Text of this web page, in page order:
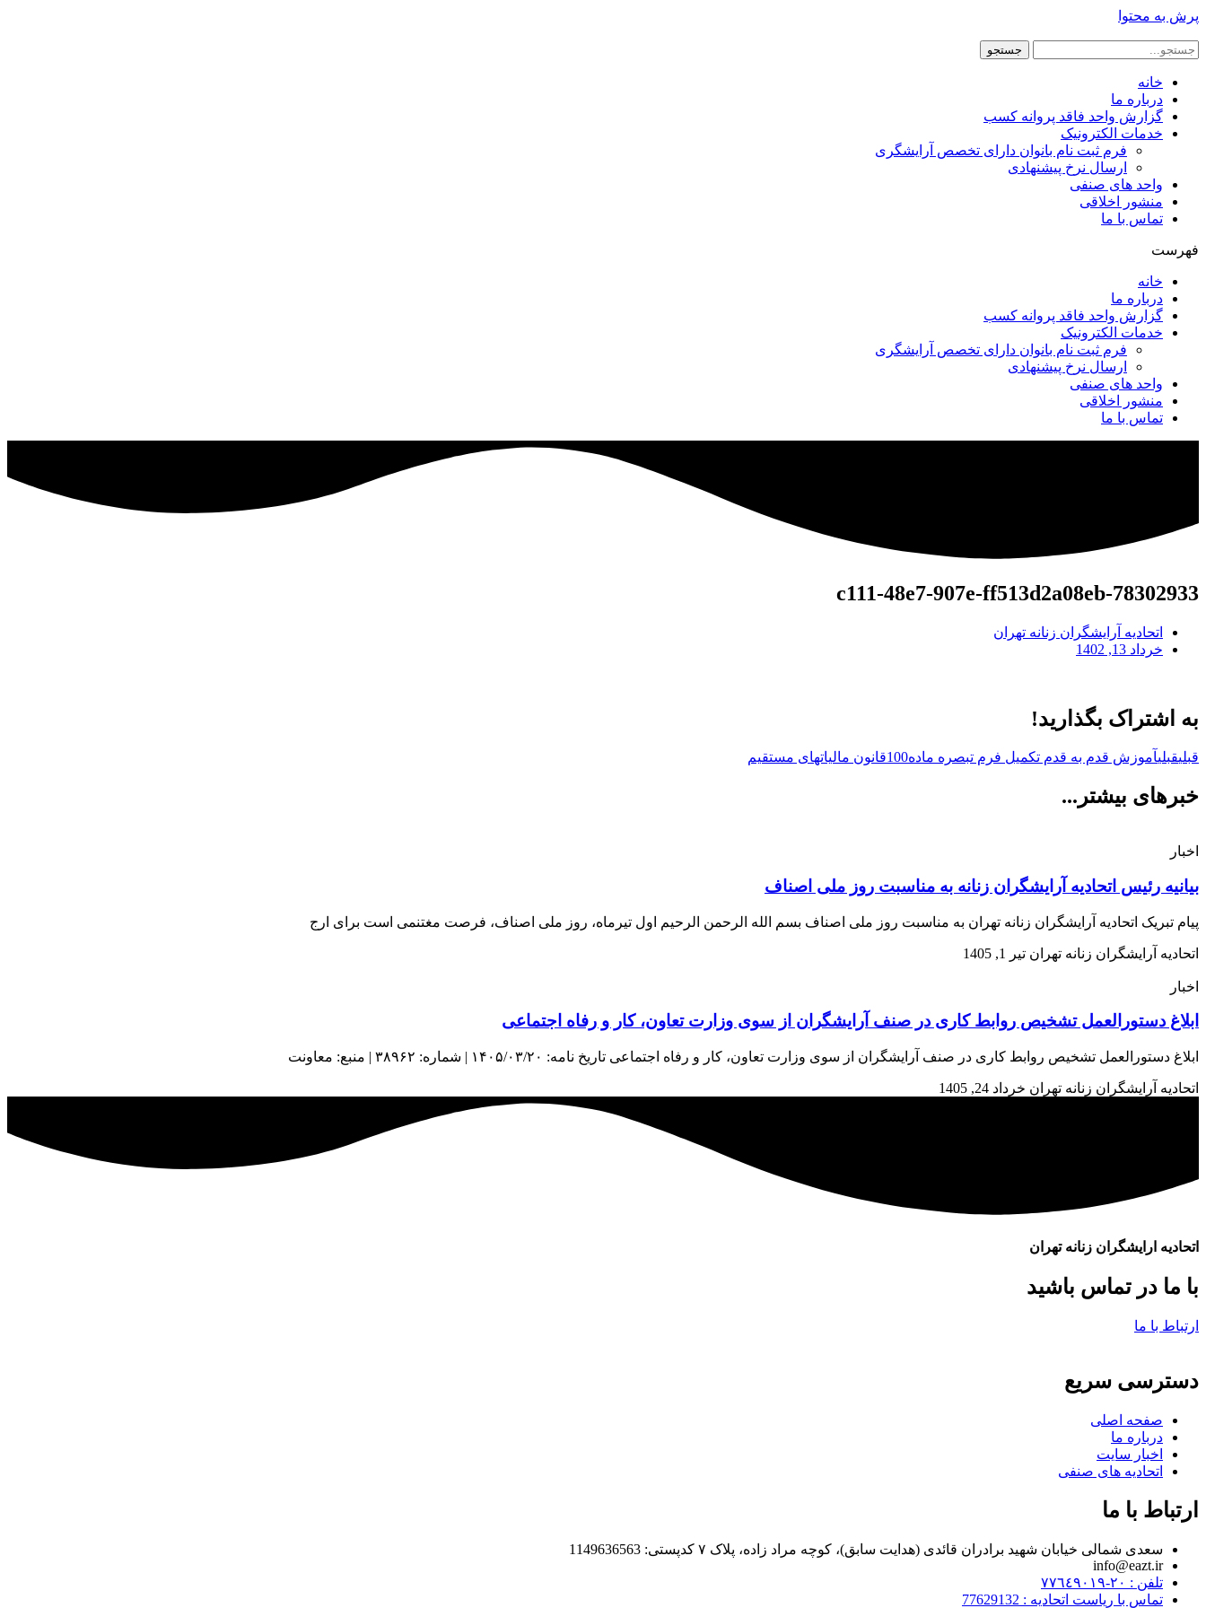
پرش به محتوا
جستجو
خانه
درباره ما
گزارش واحد فاقد پروانه کسب
خدمات الکترونیک
فرم ثبت نام بانوان دارای تخصص آرایشگری
ارسال نرخ پیشنهادی
واحد های صنفی
منشور اخلاقی
تماس با ما
فهرست
خانه
درباره ما
گزارش واحد فاقد پروانه کسب
خدمات الکترونیک
فرم ثبت نام بانوان دارای تخصص آرایشگری
ارسال نرخ پیشنهادی
واحد های صنفی
منشور اخلاقی
تماس با ما
78302933-c111-48e7-907e-ff513d2a08eb
اتحادیه آرایشگران زنانه تهران
خرداد 13, 1402
به اشتراک بگذارید!
قبلیقبلیآموزش قدم به قدم تکمیل فرم تبصره ماده100قانون مالیاتهای مستقیم
خبرهای بیشتر...
اخبار
بیانیه رئیس اتحادیه آرایشگران زنانه به مناسبت روز ملی اصناف
پیام تبریک اتحادیه آرایشگران زنانه تهران به مناسبت روز ملی اصناف بسم الله الرحمن الرحیم اول تیرماه، روز ملی اصناف، فرصت مغتنمی است برای ارج
اتحادیه آرایشگران زنانه تهران تیر 1, 1405
اخبار
ابلاغ دستورالعمل تشخیص روابط کاری در صنف آرایشگران از سوی وزارت تعاون، کار و رفاه اجتماعی
ابلاغ دستورالعمل تشخیص روابط کاری در صنف آرایشگران از سوی وزارت تعاون، کار و رفاه اجتماعی تاریخ نامه: ۱۴۰۵/۰۳/۲۰ | شماره: ۳۸۹۶۲ | منبع: معاونت
اتحادیه آرایشگران زنانه تهران خرداد 24, 1405
اتحادیه ارایشگران زنانه تهران
با ما در تماس باشید
ارتباط با ما
دسترسی سریع
صفحه اصلی
درباره ما
اخبار سایت
اتحادیه های صنفی
ارتباط با ما
سعدی شمالی خیابان شهید برادران قائدی (هدایت سابق)، کوچه مراد زاده، پلاک ۷ کدپستی: 1149636563
info@eazt.ir
تلفن : ٢٠-٧٧٦٤٩٠١٩
تماس با ریاست اتحادیه : 77629132